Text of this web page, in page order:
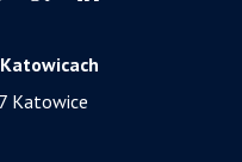
Katowice